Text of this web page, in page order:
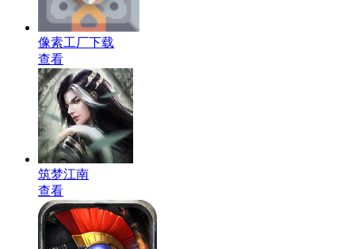
像素工厂下载
查看
筑梦江南
查看